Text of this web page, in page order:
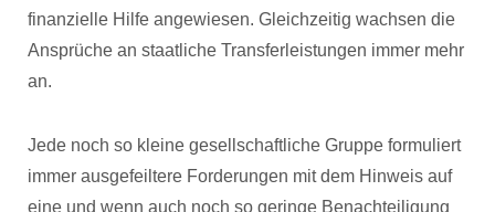
finanzielle Hilfe angewiesen. Gleichzeitig wachsen die
Ansprüche an staatliche Transferleistungen immer mehr
an.
Jede noch so kleine gesellschaftliche Gruppe formuliert
immer ausgefeiltere Forderungen mit dem Hinweis auf
eine und wenn auch noch so geringe Benachteiligung